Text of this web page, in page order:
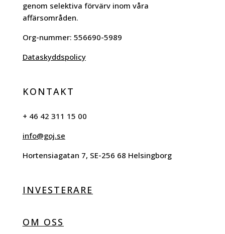
genom selektiva förvärv inom våra
affärsområden.
Org-nummer: 556690-5989
Dataskyddspolicy
KONTAKT
+ 46 42 311 15 00
info@goj.se
Hortensiagatan 7, SE-256 68 Helsingborg
INVESTERARE
OM OSS